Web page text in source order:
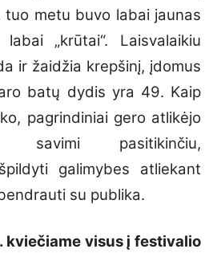
tuo metu buvo labai jaunas
„krūtai“. Laisvalaikiu
ir žaidžia krepšinį, įdomus
batų dydis yra 49. Kaip
pagrindiniai gero atlikėjo
savimi pasitikinčiu,
galimybes atliekant
su publika.
kviečiame visus į festivalio